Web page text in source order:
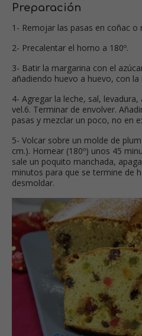
Preparación
1- Remojar las pasas en coñac o
2- Precalentar el horno a 180º.
3- Batir la margarina con el
añadiendo huevo a huevo, con
4- Agregar la leche, sal,
vel.6. Terminar de envolver.
pasas y mezclar un poco, no en
5- Volcar sobre un molde de
cm.). Hornear (180º) unos 45
sale un poquito manchada,
minutos para que se termine de
desmoldar.